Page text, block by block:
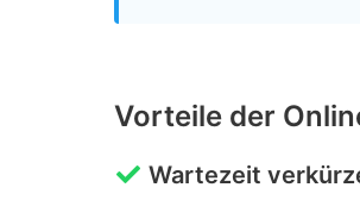
Vorteile der
Wartezeit